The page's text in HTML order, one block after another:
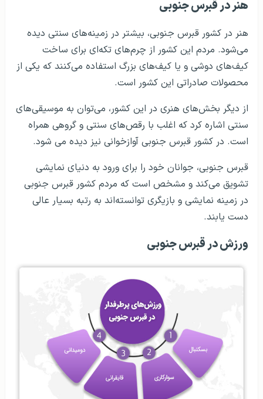
هنر در قبرس جنوبی
هنر در کشور قبرس جنوبی، بیشتر در زمینه‌های سنتی دیده
می‌شود. مردم این کشور از چرم‌های تکه‌ای برای ساخت
کیف‌های دوشی و یا کیف‌های بزرگ استفاده می‌کنند که یکی از
محصولات صادراتی این کشور است.
از دیگر بخش‌های هنری در این کشور، می‌توان به موسیقی‌های
سنتی اشاره کرد که اغلب با رقص‌های سنتی و گروهی همراه
است. در کشور قبرس جنوبی آوازخوانی نیز دیده می شود.
قبرس جنوبی، جوانان خود را برای ورود به دنیای نمایشی
تشویق می‌کند و مشخص است که مردم کشور قبرس جنوبی
در زمینه نمایشی و بازیگری توانسته‌اند به رتبه بسیار عالی
دست یابند.
ورزش در قبرس جنوبی